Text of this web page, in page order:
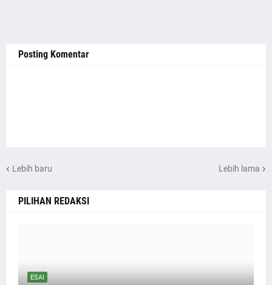
Posting Komentar
Lebih baru Lebih lama
PILIHAN REDAKSI
ESAI